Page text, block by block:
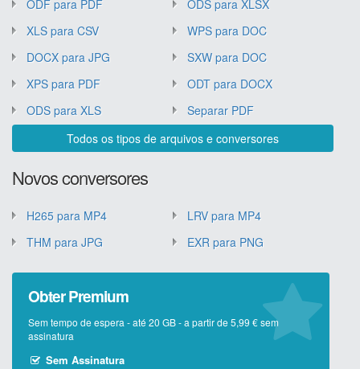
ODF para PDF
ODS para XLSX
XLS para CSV
WPS para DOC
DOCX para JPG
SXW para DOC
XPS para PDF
ODT para DOCX
ODS para XLS
Separar PDF
Todos os tipos de arquivos e conversores
Novos conversores
H265 para MP4
LRV para MP4
THM para JPG
EXR para PNG
Obter Premium
Sem tempo de espera - até 20 GB - a partir de 5,99 € sem
assinatura
Sem Assinatura